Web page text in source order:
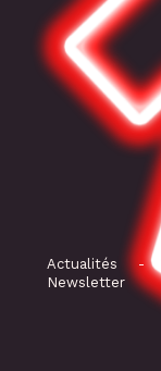
Actualités -
Newsletter